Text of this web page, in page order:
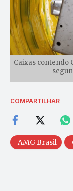
Caixas contendo
COMPARTILHAR
AMG Brasil